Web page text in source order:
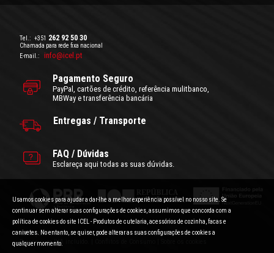
Tel.: +351 262 92 50 30
Chamada para rede fixa nacional
E-mail.:
info@icel.pt
Pagamento Seguro
PayPal, cartões de crédito, referência mulitbanco,
MBWay e transferência bancária
Entregas / Transporte
FAQ / Dúvidas
Esclareça aqui todas as suas dúvidas.
Condições Gerais de Utilização |Politica de Privacidade
Preços com IVA incluído.
Usamos cookies para ajudar a dar-lhe a melhor experiência possível no nosso site. Se
continuar sem alterar suas configurações de cookies, assumimos que concorda com a
política de cookies do site ICEL - Produtos de cutelaria, acessórios de cozinha, facas e
canivetes. No entanto, se quiser, pode alterar as suas configurações de cookies a
qualquer momento.